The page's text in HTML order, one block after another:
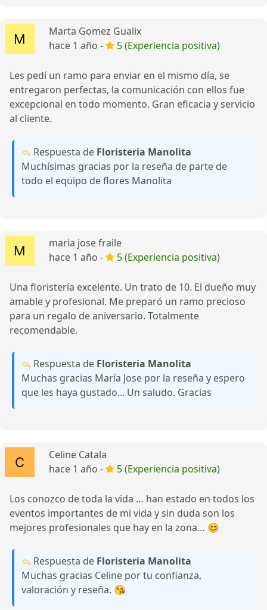
Marta Gomez Gualix
hace 1 año -
5 (Experiencia positiva)
Les pedí un ramo para enviar en el mismo día, se
entregaron perfectas, la comunicación con ellos fue
excepcional en todo momento. Gran eficacia y servicio
al cliente.
Respuesta de Floristeria Manolita
Muchísimas gracias por la reseña de parte de
todo el equipo de flores Manolita
maria jose fraile
hace 1 año -
5 (Experiencia positiva)
Una floristería excelente. Un trato de 10. El dueño muy
amable y profesional. Me preparó un ramo precioso
para un regalo de aniversario. Totalmente
recomendable.
Respuesta de Floristeria Manolita
Muchas gracias María Jose por la reseña y espero
que les haya gustado... Un saludo. Gracias
Celine Catala
hace 1 año -
5 (Experiencia positiva)
Los conozco de toda la vida … han estado en todos los
eventos importantes de mi vida y sin duda son los
mejores profesionales que hay en la zona… 😊
Respuesta de Floristeria Manolita
Muchas gracias Celine por tu confianza,
valoración y reseña. 😘